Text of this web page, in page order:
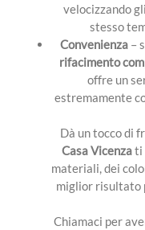
velocizzando
stesso
Convenienza –
rifacimento
offre un
estremamente
Dà un tocco di
CasaVicenzati
materiali, dei
miglior risultato
Chiamaci per